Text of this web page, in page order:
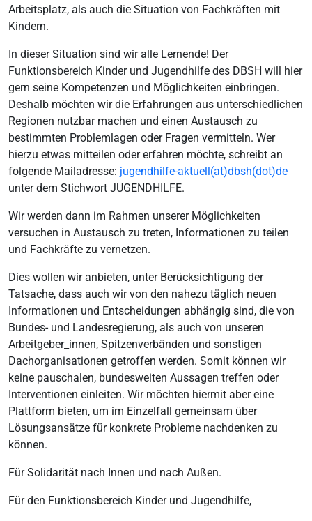
Arbeitsplatz, als auch die Situation von Fachkräften mit
Kindern.
In dieser Situation sind wir alle Lernende! Der
Funktionsbereich Kinder und Jugendhilfe des DBSH will hier
gern seine Kompetenzen und Möglichkeiten einbringen.
Deshalb möchten wir die Erfahrungen aus unterschiedlichen
Regionen nutzbar machen und einen Austausch zu
bestimmten Problemlagen oder Fragen vermitteln. Wer
hierzu etwas mitteilen oder erfahren möchte, schreibt an
folgende Mailadresse: jugendhilfe-aktuell(at)dbsh(dot)de
unter dem Stichwort JUGENDHILFE.
Wir werden dann im Rahmen unserer Möglichkeiten
versuchen in Austausch zu treten, Informationen zu teilen
und Fachkräfte zu vernetzen.
Dies wollen wir anbieten, unter Berücksichtigung der
Tatsache, dass auch wir von den nahezu täglich neuen
Informationen und Entscheidungen abhängig sind, die von
Bundes- und Landesregierung, als auch von unseren
Arbeitgeber_innen, Spitzenverbänden und sonstigen
Dachorganisationen getroffen werden. Somit können wir
keine pauschalen, bundesweiten Aussagen treffen oder
Interventionen einleiten. Wir möchten hiermit aber eine
Plattform bieten, um im Einzelfall gemeinsam über
Lösungsansätze für konkrete Probleme nachdenken zu
können.
Für Solidarität nach Innen und nach Außen.
Für den Funktionsbereich Kinder und Jugendhilfe,